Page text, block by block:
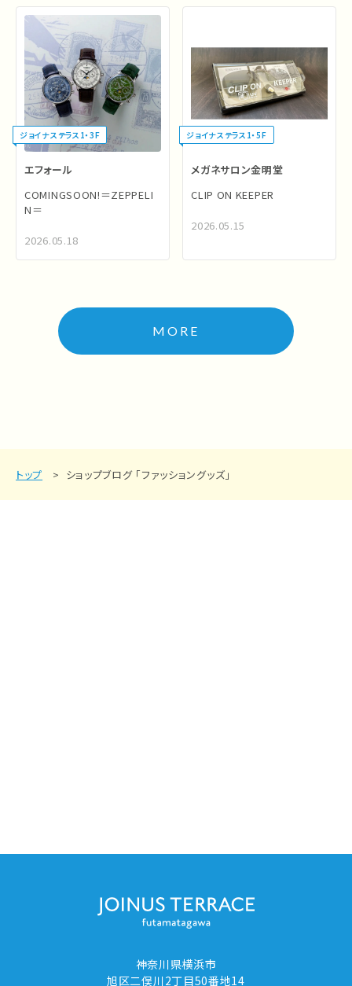
ジョイナステラス1・3F
エフォール
COMINGSOON!＝ZEPPELI
N＝
2026.05.18
ジョイナステラス1・5F
メガネサロン金明堂
CLIP ON KEEPER
2026.05.15
MORE
トップ ショップブログ 「ファッショングッズ」
神奈川県横浜市
旭区二俣川2丁目50番地14